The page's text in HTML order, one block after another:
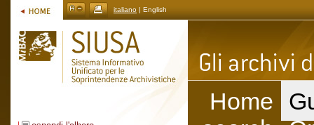
italiano | English
Home